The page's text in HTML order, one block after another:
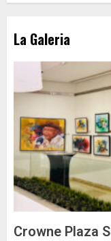
La Galeria
Crowne Plaza